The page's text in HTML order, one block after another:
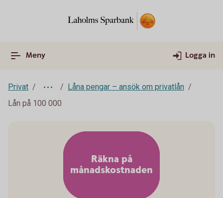
Meny Logga in
Privat
Låna pengar – ansök om privatlån
Lån på 100 000
Räkna på
månadskostnaden